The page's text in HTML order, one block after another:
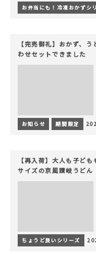
お弁当にも！冷凍おかずシ
【完売御礼】おかず、
わせセットできました
お知らせ 期間限定
【再入荷】大人も子ど
サイズの京風讃岐うどん
ちょうど良いシリーズ